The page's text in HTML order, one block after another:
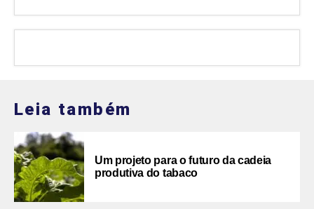
Leia também
Um projeto para o futuro da cadeia
produtiva do tabaco